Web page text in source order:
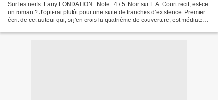
Sur les nerfs. Larry FONDATION . Note : 4 / 5. Noir sur L.A. Court récit, est-ce
un roman ? J'opterai plutôt pour une suite de tranches d’existence. Premier
écrit de cet auteur qui, si j'en crois la quatrième de couverture, est médiateur